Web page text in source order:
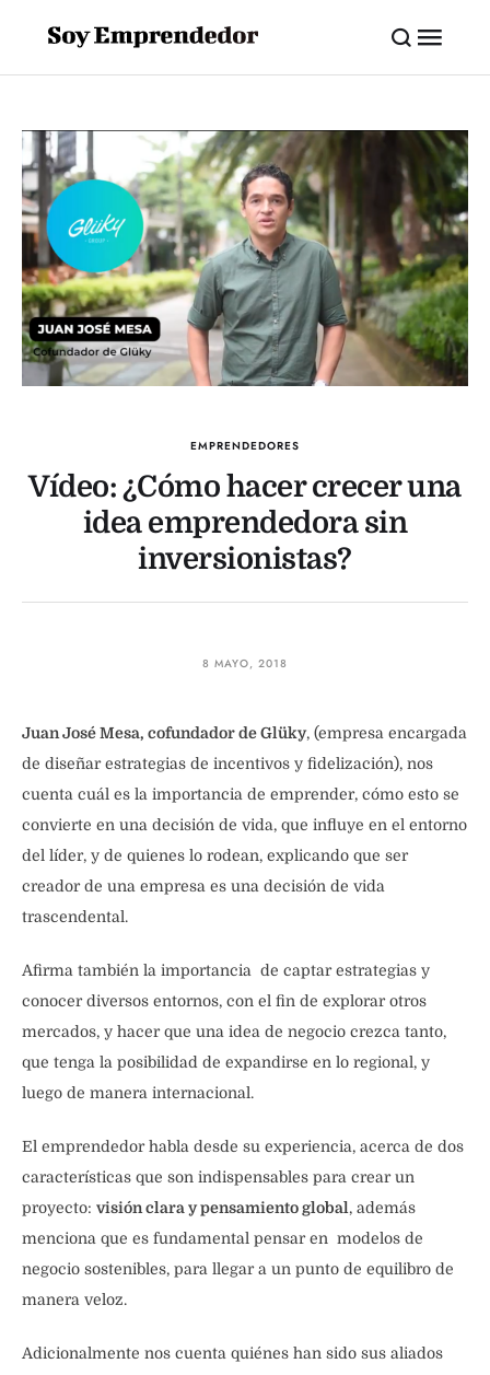
EMPRENDEDORES
Vídeo: ¿Cómo hacer crecer una
idea emprendedora sin
inversionistas?
8 MAYO, 2018
Juan José Mesa, cofundador de Glüky, (empresa encargada
de diseñar estrategias de incentivos y fidelización), nos
cuenta cuál es la importancia de emprender, cómo esto se
convierte en una decisión de vida, que influye en el entorno
del líder, y de quienes lo rodean, explicando que ser
creador de una empresa es una decisión de vida
trascendental.
Afirma también la importancia de captar estrategias y
conocer diversos entornos, con el fin de explorar otros
mercados, y hacer que una idea de negocio crezca tanto,
que tenga la posibilidad de expandirse en lo regional, y
luego de manera internacional.
El emprendedor habla desde su experiencia, acerca de dos
características que son indispensables para crear un
proyecto: visión clara ypensamiento global , además
menciona que es fundamental pensar en modelos de
negocio sostenibles, para llegar a un punto de equilibro de
manera veloz.
Adicionalmente nos cuenta quiénes han sido sus aliados